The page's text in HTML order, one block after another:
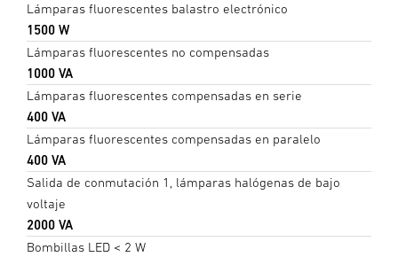
Lámparas fluorescentes balastro electrónico
1500 W
Lámparas fluorescentes no compensadas
1000 VA
Lámparas fluorescentes compensadas en serie
400 VA
Lámparas fluorescentes compensadas en paralelo
400 VA
Salida de conmutación 1, lámparas halógenas de bajo
voltaje
2000 VA
Bombillas LED < 2 W